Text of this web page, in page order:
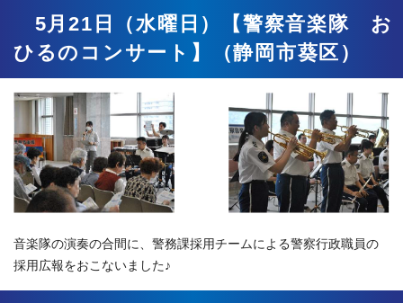
5月21日（水曜日）【警察音楽隊 お
ひるのコンサート】（静岡市葵区）
音楽隊の演奏の合間に、警務課採用チームによる警察行政職員の
採用広報をおこないました♪